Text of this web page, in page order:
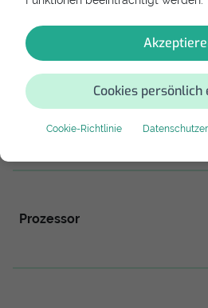
Cookies
Cookie-Richtlinie
Grafikkarte
Prozessor